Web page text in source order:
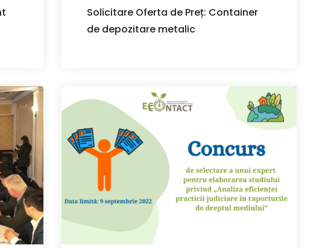
Solicitare Oferta de Preț: Container
de depozitare metalic